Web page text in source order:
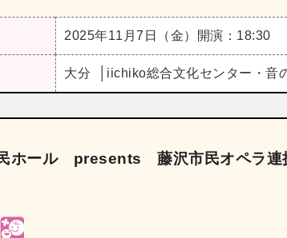
2025年11月7日（金） 開演：18:30
大分 iichiko総合文化センター・音
ホール presents 藤沢市民オペラ連